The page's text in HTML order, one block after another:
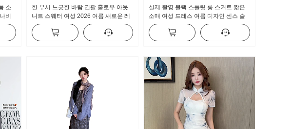
소
비
위
한 부서 느긋한 바람 긴팔 홀로우 아웃
니트 스웨터 여성 2026 여름 새로운 레
이스업 허리 수축 자외선 차단 블라우스
맨위
실제 촬영 블랙 스플릿 롱 스커트 짧은
소매 여성 드레스 여름 디자인 센스 슬
림 피트 기질 치마